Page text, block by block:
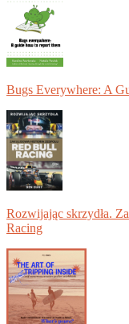
Bugs Everywhere: A
Rozwijając skrzydła.
Racing